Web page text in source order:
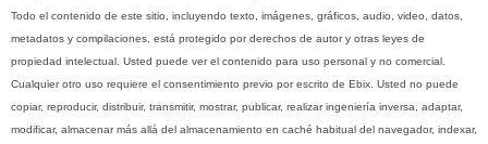
Todo el contenido de este sitio, incluyendo texto, imágenes, gráficos, audio, video, datos,
metadatos y compilaciones, está protegido por derechos de autor y otras leyes de
propiedad intelectual. Usted puede ver el contenido para uso personal y no comercial.
Cualquier otro uso requiere el consentimiento previo por escrito de Ebix. Usted no puede
copiar, reproducir, distribuir, transmitir, mostrar, publicar, realizar ingeniería inversa, adaptar,
modificar, almacenar más allá del almacenamiento en caché habitual del navegador, indexar,